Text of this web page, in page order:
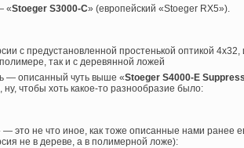
«Stoeger S3000-C» (европейский «Stoeger RX5»).
с предустановленной простенькой оптикой
так и с деревянной ложей
— описанный чуть выше «Stoeger S4000-E
ну, чтобы хоть какое-то разнообразие было:
— это не что иное, как тоже описанные нами ранее
не в дереве, а в полимерной ложе):